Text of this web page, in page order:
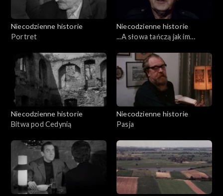
Niecodzienne historie
Portret
Niecodzienne historie
...A słowa tańczą jak im
Niecodzienne historie
Bitwa pod Cedynią
Niecodzienne historie
Pasja